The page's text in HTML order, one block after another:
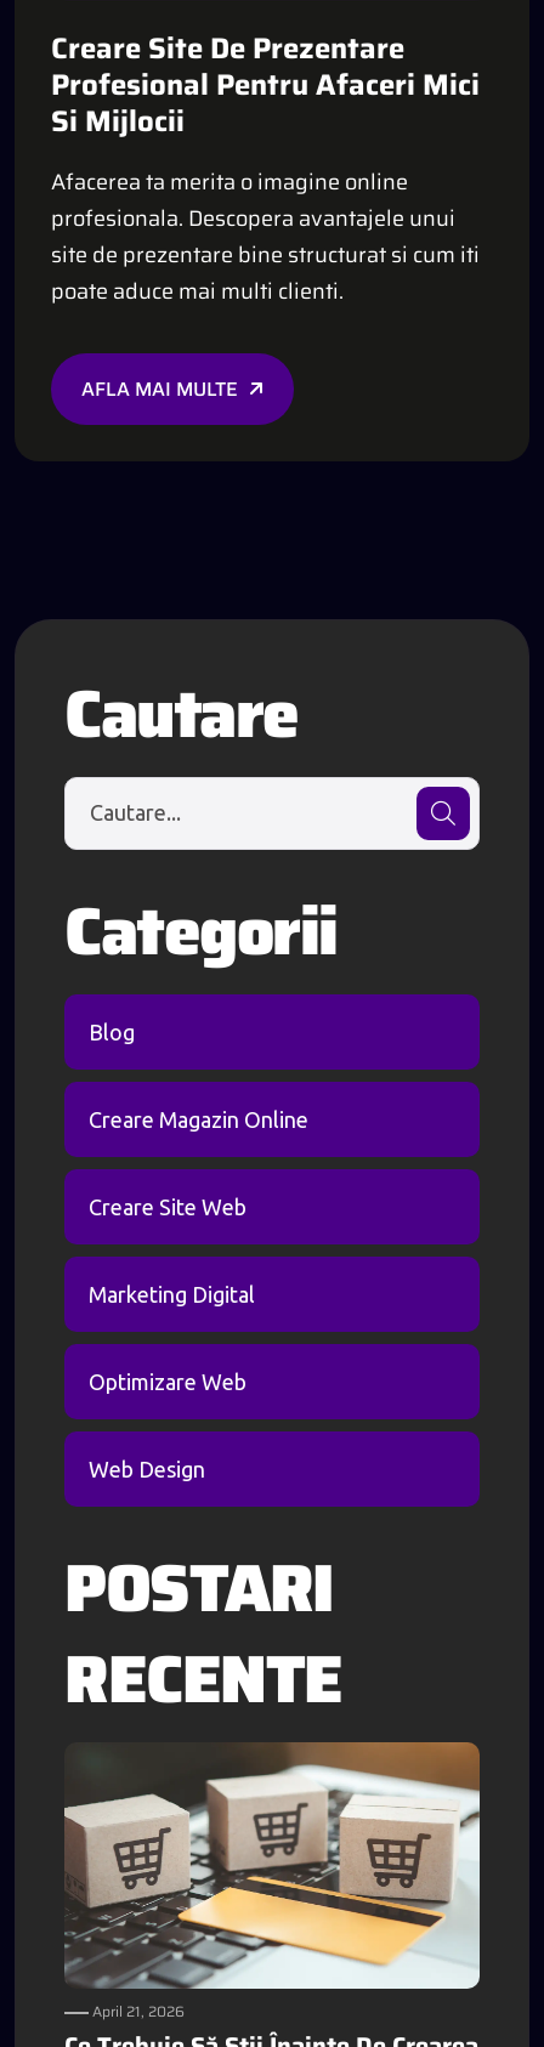
Creare Site De Prezentare
Profesional Pentru Afaceri Mici
Si Mijlocii
Afacerea ta merita o imagine online
profesionala. Descopera avantajele unui
site de prezentare bine structurat si cum iti
poate aduce mai multi clienti.
AFLA MAI MULTE
Cautare
Categorii
Blog
Creare Magazin Online
Creare Site Web
Marketing Digital
Optimizare Web
Web Design
POSTARI
RECENTE
April 21, 2026